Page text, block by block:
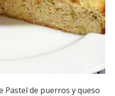
Pastel de puerros y queso